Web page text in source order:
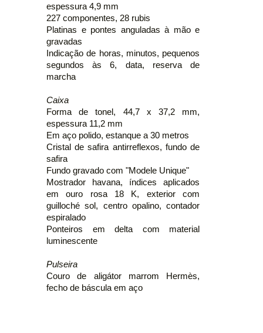
espessura 4,9 mm
227 componentes, 28 rubis
Platinas e pontes anguladas à mão e
gravadas
Indicação de horas, minutos, pequenos
segundos às 6, data, reserva de
marcha
Caixa
Forma de tonel, 44,7 x 37,2 mm,
espessura 11,2 mm
Em aço polido, estanque a 30 metros
Cristal de safira antirreflexos, fundo de
safira
Fundo gravado com "Modele Unique"
Mostrador havana, índices aplicados
em ouro rosa 18 K, exterior com
guilloché sol, centro opalino, contador
espiralado
Ponteiros em delta com material
luminescente
Pulseira
Couro de aligátor marrom Hermès,
fecho de báscula em aço